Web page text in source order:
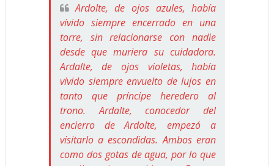
Ardolte, de ojos azules, había
vivido siempre encerrado en una
torre, sin relacionarse con nadie
desde que muriera su cuidadora.
Ardalte, de ojos violetas, había
vivido siempre envuelto de lujos en
tanto que príncipe heredero al
trono. Ardalte, conocedor del
encierro de Ardolte, empezó a
visitarlo a escondidas. Ambos eran
como dos gotas de agua, por lo que